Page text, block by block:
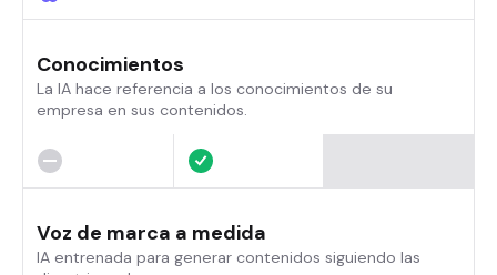
Conocimientos
La IA hace referencia a los conocimientos de su
empresa en sus contenidos.
Voz de marca a medida
IA entrenada para generar contenidos siguiendo las